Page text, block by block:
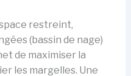
restreint,
(bassin de nage)
de maximiser la
les margelles. Une